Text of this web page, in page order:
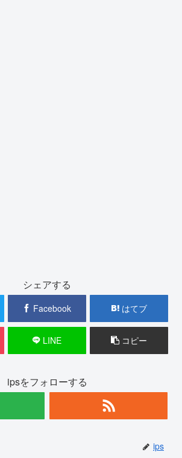
シェアする
Facebook はてブ
LINE コピー
ipsをフォローする
ips